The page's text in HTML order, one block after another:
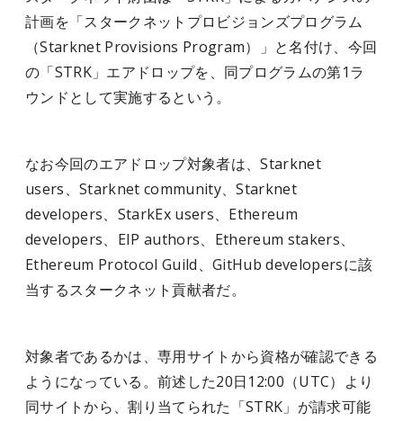
計画を「スタークネットプロビジョンズプログラム
（Starknet Provisions Program）」と名付け、今回
の「STRK」エアドロップを、同プログラムの第1ラ
ウンドとして実施するという。
なお今回のエアドロップ対象者は、Starknet
users、Starknet community、Starknet
developers、StarkEx users、Ethereum
developers、EIP authors、Ethereum stakers、
Ethereum Protocol Guild、GitHub developersに該
当するスタークネット貢献者だ。
対象者であるかは、専用サイトから資格が確認できる
ようになっている。前述した20日12:00（UTC）より
同サイトから、割り当てられた「STRK」が請求可能